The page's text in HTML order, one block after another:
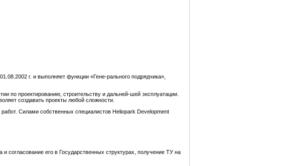
г. и выполняет функции «Гене-рального подрядчика»,
по проектированию, строительству и дальней-шей эксплуатации.
создавать проекты любой сложности.
Силами собственных специалистов Heliopark Development
и согласование его в Государственных структурах, получение ТУ на